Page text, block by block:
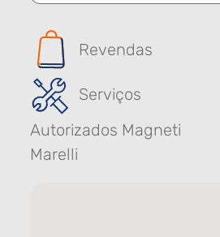
Revendas
Serviços
Autorizados Magneti
Marelli